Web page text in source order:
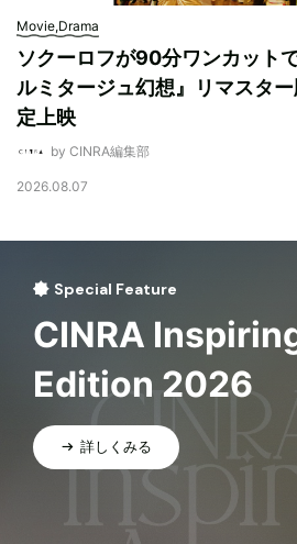
Movie,Drama
ソクーロフが90分ワンカット
ルミタージュ幻想』リマスタ
定上映
by CINRA編集部
2026.08.07
Special Feature
CINRA
Edition 2026
詳しくみる